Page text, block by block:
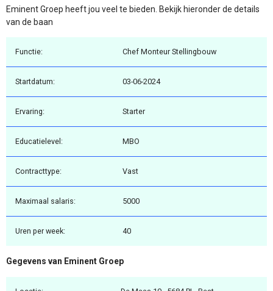
Eminent Groep heeft jou veel te bieden. Bekijk hieronder de details
van de baan
Functie: Chef Monteur Stellingbouw
Startdatum: 03-06-2024
Ervaring: Starter
Educatielevel: MBO
Contracttype: Vast
Maximaal salaris: 5000
Uren per week: 40
Gegevens van Eminent Groep